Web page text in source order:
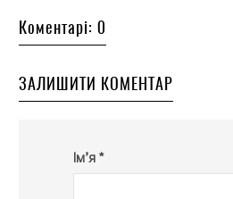
Коментарі: 0
ЗАЛИШИТИ КОМЕНТАР
Ім’я *